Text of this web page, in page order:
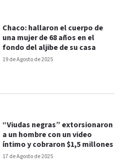
19 de Agosto de 2025
Chaco: hallaron el cuerpo de
una mujer de 68 años en el
fondo del aljibe de su casa
17 de Agosto de 2025
“Viudas negras” extorsionaron
a un hombre con un video
íntimo y cobraron $1,5 millones